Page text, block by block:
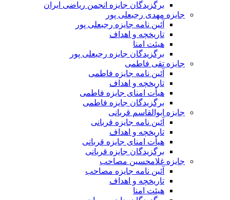
برگزیدگان جایزه انجمن ریاضی ایران
جایزه مهدی رجبعلی پور
آئین نامه جایزه رجبعلی پور
تاریخچه و اهداف
هیئت امنا
برگزیدگان جایزه رجبعلی پور
جایزه تقی فاطمی
آئین نامه جایزه فاطمی
تاریخچه و اهداف
هیأت امنای جایزه فاطمی
برگزیدگان جایزه فاطمی
جایزه ابوالقاسم قربانی
آئین نامه جایزه قربانی
تاریخچه و اهداف
هیأت امنای جایزه قربانی
برگزیدگان جایزه قربانی
جایزه غلامحسین مصاحب
آئین نامه جایزه مصاحب
تاریخچه و اهداف
هیئت امنا